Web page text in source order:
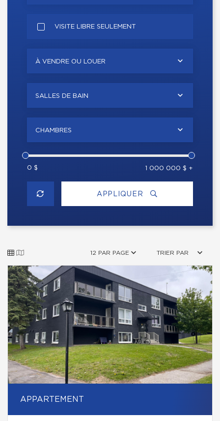
VISITE LIBRE SEULEMENT
À VENDRE OU LOUER
SALLES DE BAIN
CHAMBRES
0 $ 1 000 000 $ +
APPLIQUER
12 PAR PAGE TRIER PAR
APPARTEMENT